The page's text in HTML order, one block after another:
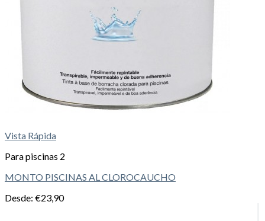
Vista Rápida
Para piscinas 2
MONTO PISCINAS AL CLOROCAUCHO
Desde: €23,90